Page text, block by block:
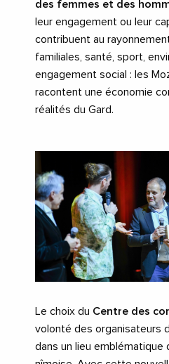
des femmes et des
leur engagement ou leur
contribuent au
familiales, santé, sport,
engagement social : les
racontent une économie
réalités du Gard.
Le choix du Centre des
volonté des organisateurs
dans un lieu emblématique